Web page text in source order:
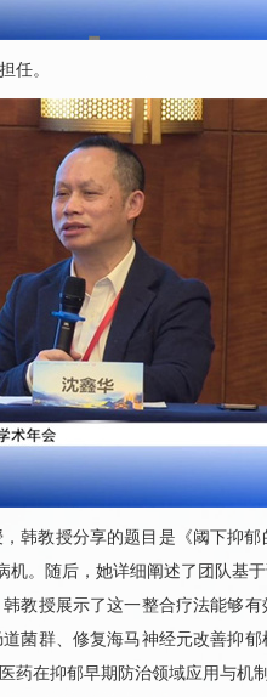
任。
，韩教授分享的题目是《阈下抑
机。随后，她详细阐述了团队基
教授展示了这一整合疗法能够
菌群、修复海马神经元改善抑
在抑郁早期防治领域应用与机